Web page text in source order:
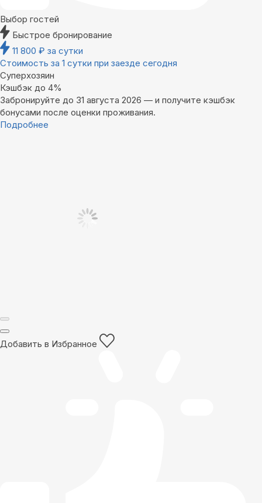
Выбор гостей
Быстрое бронирование
11 800 ₽ за сутки
Стоимость за 1 сутки при заезде сегодня
Суперхозяин
Кэшбэк до 4%
Забронируйте до 31 августа 2026 — и получите кэшбэк
бонусами после оценки проживания.
Подробнее
Добавить в Избранное